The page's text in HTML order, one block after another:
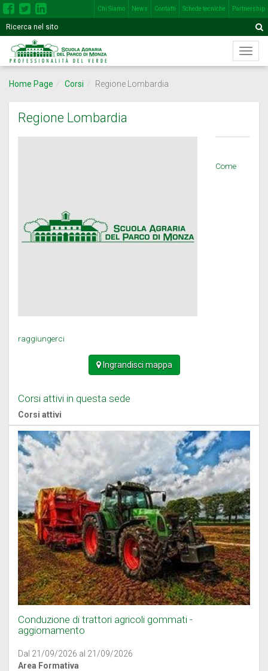
Chi Siamo News Contatti Schede tecniche Partnership
Motore
di
ricerca
Inserisci
una
più
nel
Menù
di
Home Page Corsi Regione Lombardia
Regione Lombardia
Come
raggiungerci
Ingrandisci mappa
Corsi attivi in questa sede
Corsi attivi
Conduzione di trattori agricoli gommati -
aggiornamento
Dal 21/09/2026 al 21/09/2026
Area Formativa